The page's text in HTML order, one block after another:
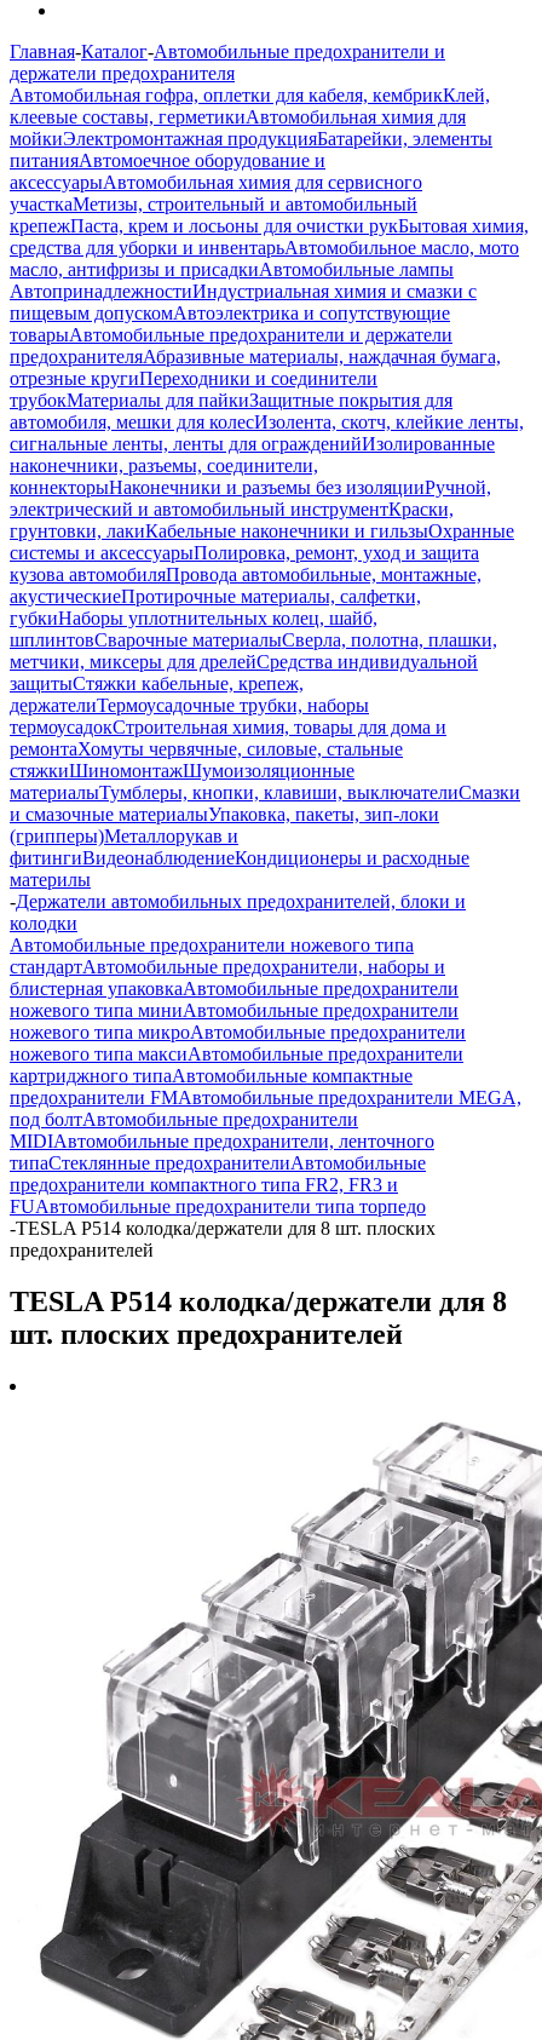
Главная-Каталог-Автомобильные предохранители и
держатели предохранителя
Автомобильная гофра, оплетки для кабеля, кембрикКлей,
клеевые составы, герметикиАвтомобильная химия для
мойкиЭлектромонтажная продукцияБатарейки, элементы
питанияАвтомоечное оборудование и
аксессуарыАвтомобильная химия для сервисного
участкаМетизы, строительный и автомобильный
крепежПаста, крем и лосьоны для очистки рукБытовая химия,
средства для уборки и инвентарьАвтомобильное масло, мото
масло, антифризы и присадкиАвтомобильные лампы
АвтопринадлежностиИндустриальная химия и смазки с
пищевым допускомАвтоэлектрика и сопутствующие
товарыАвтомобильные предохранители и держатели
предохранителяАбразивные материалы, наждачная бумага,
отрезные кругиПереходники и соединители
трубокМатериалы для пайкиЗащитные покрытия для
автомобиля, мешки для колесИзолента, скотч, клейкие ленты,
сигнальные ленты, ленты для огражденийИзолированные
наконечники, разъемы, соединители,
коннекторыНаконечники и разъемы без изоляцииРучной,
электрический и автомобильный инструментКраски,
грунтовки, лакиКабельные наконечники и гильзыОхранные
системы и аксессуарыПолировка, ремонт, уход и защита
кузова автомобиляПровода автомобильные, монтажные,
акустическиеПротирочные материалы, салфетки,
губкиНаборы уплотнительных колец, шайб,
шплинтовСварочные материалыСверла, полотна, плашки,
метчики, миксеры для дрелейСредства индивидуальной
защитыСтяжки кабельные, крепеж,
держателиТермоусадочные трубки, наборы
термоусадокСтроительная химия, товары для дома и
ремонтаХомуты червячные, силовые, стальные
стяжкиШиномонтажШумоизоляционные
материалыТумблеры, кнопки, клавиши, выключателиСмазки
и смазочные материалыУпаковка, пакеты, зип-локи
(грипперы)Металлорукав и
фитингиВидеонаблюдениеКондиционеры и расходные
материлы
-Держатели автомобильных предохранителей, блоки и
колодки
Автомобильные предохранители ножевого типа
стандартАвтомобильные предохранители, наборы и
блистерная упаковкаАвтомобильные предохранители
ножевого типа миниАвтомобильные предохранители
ножевого типа микроАвтомобильные предохранители
ножевого типа максиАвтомобильные предохранители
картриджного типаАвтомобильные компактные
предохранители FMАвтомобильные предохранители MEGA,
под болтАвтомобильные предохранители
MIDIАвтомобильные предохранители, ленточного
типаСтеклянные предохранителиАвтомобильные
предохранители компактного типа FR2, FR3 и
FUАвтомобильные предохранители типа торпедо
-TESLA P514 колодка/держатели для 8 шт. плоских
предохранителей
TESLA P514 колодка/держатели для 8
шт. плоских предохранителей